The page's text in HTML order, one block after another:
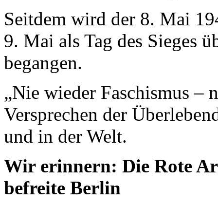
Seitdem wird der 8. Mai
9. Mai als Tag des Sieges
begangen.
„Nie wieder Faschismus –
Versprechen der
und in der Welt.
Wir erinnern: Die Rote
befreite Berlin